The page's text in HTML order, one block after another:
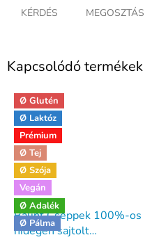
KÉRDÉS MEGOSZTÁS
Kapcsolódó termékek
Ø Glutén
Ø Laktóz
Prémium
Ø Tej
Ø Szója
Vegán
Ø Adalék
Ø Pálma
Bálint Cseppek 100%-os
hidegen sajtolt